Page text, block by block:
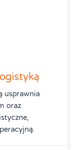
usprawnia
oraz